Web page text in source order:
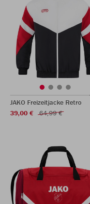
JAKO Freizeitjacke Retro
39,00 €
64,99 €